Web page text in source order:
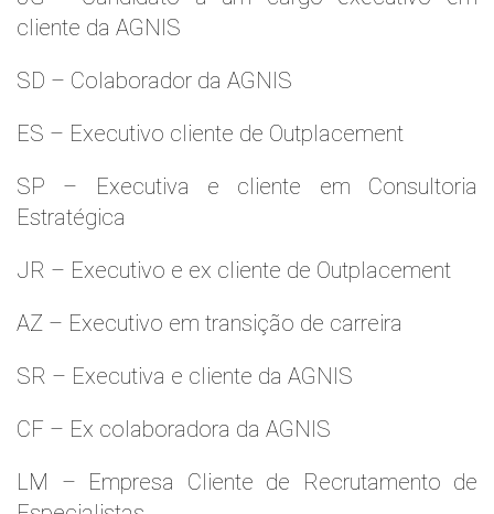
cliente da AGNIS
SD – Colaborador da AGNIS
ES – Executivo cliente de Outplacement
SP – Executiva e cliente em Consultoria
Estratégica
JR – Executivo e ex cliente de Outplacement
AZ – Executivo em transição de carreira
SR – Executiva e cliente da AGNIS
CF – Ex colaboradora da AGNIS
LM – Empresa Cliente de Recrutamento de